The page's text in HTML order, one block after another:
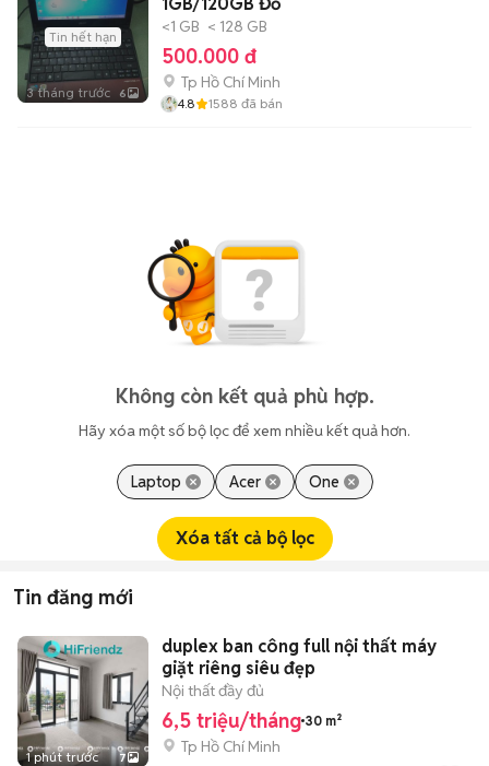
Tin hết hạn
3 tháng trước 6
<1 GB < 128 GB
500.000 đ
Tp Hồ Chí Minh
4.8 1588 đã bán
Không còn kết quả phù hợp.
Hãy xóa một số bộ lọc để xem nhiều kết quả hơn.
Laptop Acer One
Xóa tất cả bộ lọc
Tin đăng mới
1 phút trước 7
duplex ban công full nội thất máy
giặt riêng siêu đẹp
Nội thất đầy đủ
6,5 triệu/tháng 30 m²
Tp Hồ Chí Minh